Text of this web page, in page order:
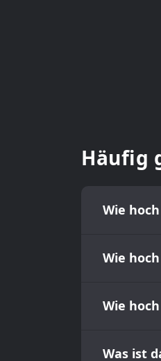
Häufig
Wie
Wie
Wie
Was ist